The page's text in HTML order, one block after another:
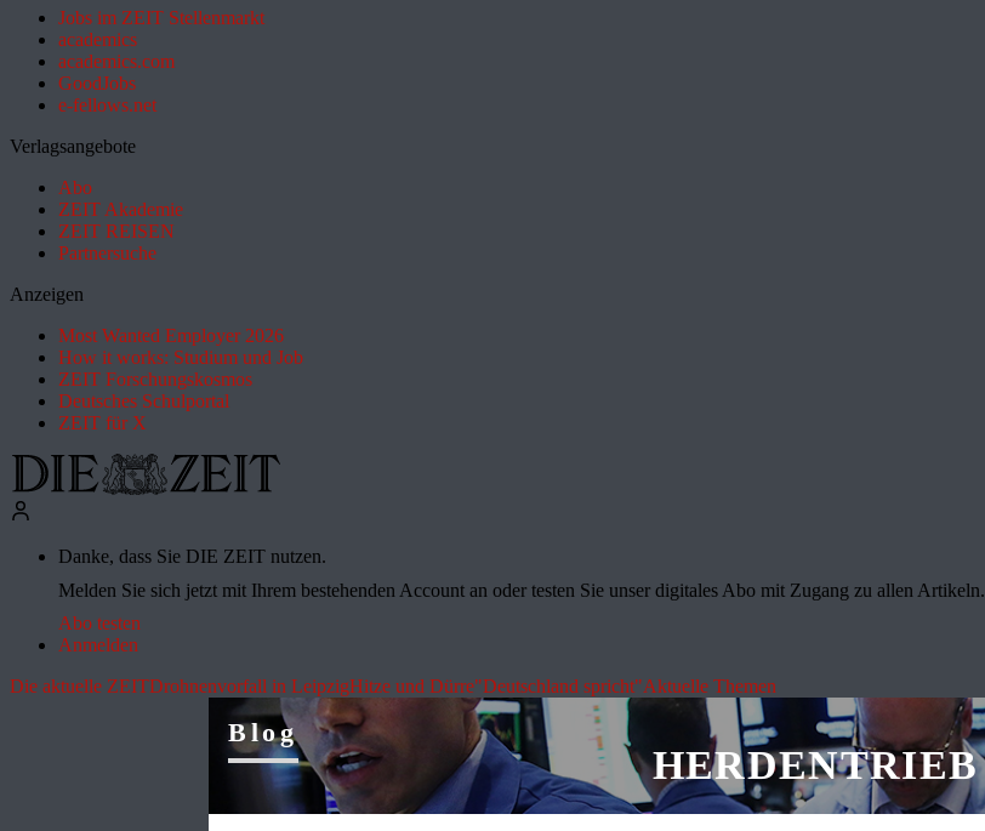
Jobs im ZEIT Stellenmarkt
academics
academics.com
GoodJobs
e-fellows.net
Verlagsangebote
Abo
ZEIT Akademie
ZEIT REISEN
Partnersuche
Anzeigen
Most Wanted Employer 2026
How it works: Studium und Job
ZEIT Forschungskosmos
Deutsches Schulportal
ZEIT für X
Danke, dass Sie DIE ZEIT nutzen.
Melden Sie sich jetzt mit Ihrem bestehenden Account an oder testen Sie unser digitales Abo mit Zugang zu allen Artikeln.
Abo testen
Anmelden
Die aktuelle ZEITDrohnenvorfall in LeipzigHitze und Dürre"Deutschland spricht"Aktuelle Themen
Blog
HERDENTRIEB